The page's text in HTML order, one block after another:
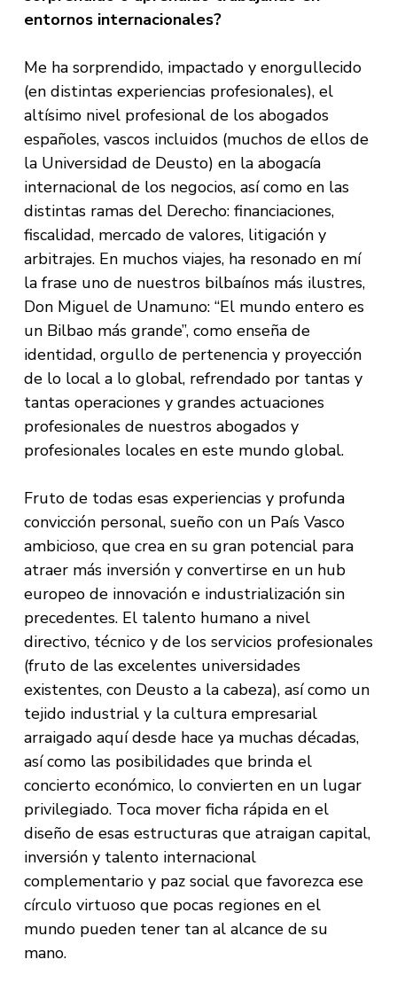
entornos internacionales?
Me ha sorprendido, impactado y enorgullecido
(en distintas experiencias profesionales), el
altísimo nivel profesional de los abogados
españoles, vascos incluidos (muchos de ellos de
la Universidad de Deusto) en la abogacía
internacional de los negocios, así como en las
distintas ramas del Derecho: financiaciones,
fiscalidad, mercado de valores, litigación y
arbitrajes. En muchos viajes, ha resonado en mí
la frase uno de nuestros bilbaínos más ilustres,
Don Miguel de Unamuno: “El mundo entero es
un Bilbao más grande”, como enseña de
identidad, orgullo de pertenencia y proyección
de lo local a lo global, refrendado por tantas y
tantas operaciones y grandes actuaciones
profesionales de nuestros abogados y
profesionales locales en este mundo global.
Fruto de todas esas experiencias y profunda
convicción personal, sueño con un País Vasco
ambicioso, que crea en su gran potencial para
atraer más inversión y convertirse en un hub
europeo de innovación e industrialización sin
precedentes. El talento humano a nivel
directivo, técnico y de los servicios profesionales
(fruto de las excelentes universidades
existentes, con Deusto a la cabeza), así como un
tejido industrial y la cultura empresarial
arraigado aquí desde hace ya muchas décadas,
así como las posibilidades que brinda el
concierto económico, lo convierten en un lugar
privilegiado. Toca mover ficha rápida en el
diseño de esas estructuras que atraigan capital,
inversión y talento internacional
complementario y paz social que favorezca ese
círculo virtuoso que pocas regiones en el
mundo pueden tener tan al alcance de su
mano.